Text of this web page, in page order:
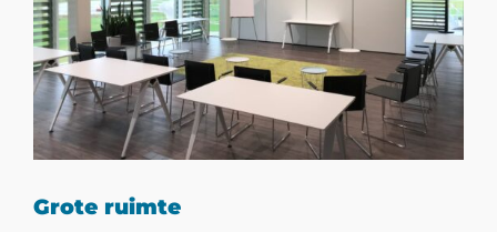
Grote ruimte